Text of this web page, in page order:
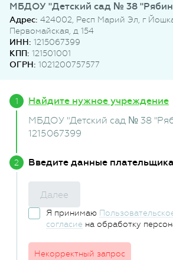
МБДОУ "Детский сад № 38
Адрес: 424002, Респ Марий Эл, г
Первомайская, д 154
ИНН: 1215067399
КПП: 121501001
ОГРН: 1021200757577
Найдите нужное учреждение
МБДОУ "Детский сад № 38
1215067399
Введите данные плательщика
Далее
Я принимаю
согласие на обработку
Некорректный запрос